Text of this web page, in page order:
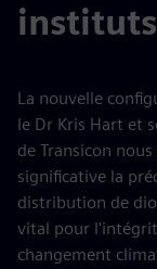
La nouvelle
le Dr Kris Hart et
de Transicon
significative la
distribution de
vital pour
changement